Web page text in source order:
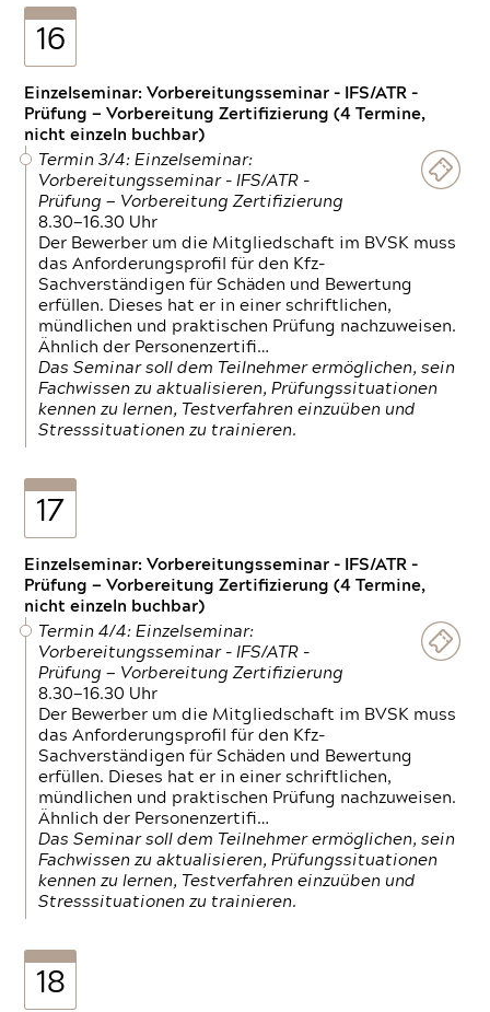
16
Einzelseminar: Vorbereitungsseminar - IFS/ATR -
Prüfung — Vorbereitung Zertifizierung (4 Termine,
nicht einzeln buchbar)
Termin 3/4: Einzelseminar:
Vorbereitungsseminar - IFS/ATR -
Prüfung — Vorbereitung Zertifizierung
8.30—16.30 Uhr
Der Bewerber um die Mitgliedschaft im BVSK muss
das Anforderungsprofil für den Kfz-
Sachverständigen für Schäden und Bewertung
erfüllen. Dieses hat er in einer schriftlichen,
mündlichen und praktischen Prüfung nachzuweisen.
Ähnlich der Personenzertifi…
Das Seminar soll dem Teilnehmer ermöglichen, sein
Fachwissen zu aktualisieren, Prüfungssituationen
kennen zu lernen, Testverfahren einzuüben und
Stresssituationen zu trainieren.
17
Einzelseminar: Vorbereitungsseminar - IFS/ATR -
Prüfung — Vorbereitung Zertifizierung (4 Termine,
nicht einzeln buchbar)
Termin 4/4: Einzelseminar:
Vorbereitungsseminar - IFS/ATR -
Prüfung — Vorbereitung Zertifizierung
8.30—16.30 Uhr
Der Bewerber um die Mitgliedschaft im BVSK muss
das Anforderungsprofil für den Kfz-
Sachverständigen für Schäden und Bewertung
erfüllen. Dieses hat er in einer schriftlichen,
mündlichen und praktischen Prüfung nachzuweisen.
Ähnlich der Personenzertifi…
Das Seminar soll dem Teilnehmer ermöglichen, sein
Fachwissen zu aktualisieren, Prüfungssituationen
kennen zu lernen, Testverfahren einzuüben und
Stresssituationen zu trainieren.
18